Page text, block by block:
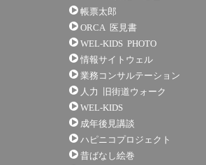
帳票太郎
ORCA 医見書
WEL-KIDS PHOTO
情報サイトウェル
業務コンサルテーション
人力 旧街道ウォーク
WEL-KIDS
成年後見講談
ハピニコプロジェクト
昔ばなし絵巻